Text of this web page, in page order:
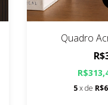
Quadro
5x de